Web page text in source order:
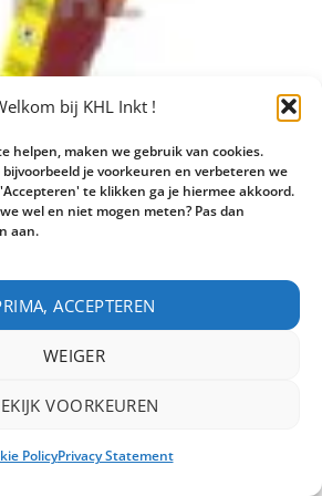
bij KHL Inkt !
helpen, maken we gebruik van cookies.
je voorkeuren en verbeteren we
te klikken ga je hiermee akkoord.
wel en niet mogen meten? Pas dan
aan.
ACCEPTEREN
WEIGER
VOORKEUREN
PolicyPrivacy Statement
geel huismerk aantal
AAN WINKELWAGEN